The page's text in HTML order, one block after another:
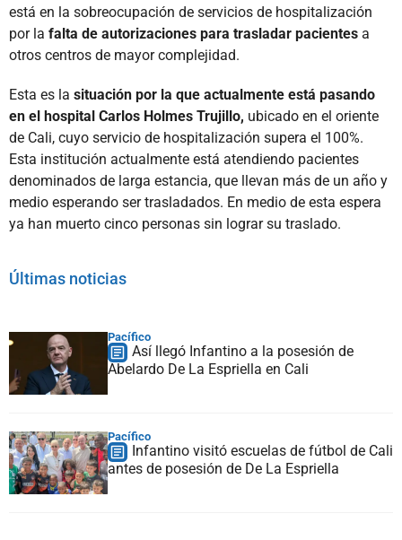
está en la sobreocupación de servicios de hospitalización
por la falta de autorizaciones para trasladar pacientes a
otros centros de mayor complejidad.
Esta es la situación por la que actualmente está pasando
en el hospital Carlos Holmes Trujillo, ubicado en el oriente
de Cali, cuyo servicio de hospitalización supera el 100%.
Esta institución actualmente está atendiendo pacientes
denominados de larga estancia, que llevan más de un año y
medio esperando ser trasladados. En medio de esta espera
ya han muerto cinco personas sin lograr su traslado.
Últimas noticias
Pacífico
Así llegó Infantino a la posesión de
Abelardo De La Espriella en Cali
Pacífico
Infantino visitó escuelas de fútbol de Cali
antes de posesión de De La Espriella